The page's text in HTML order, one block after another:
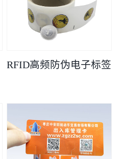
RFID高频防伪电子标签